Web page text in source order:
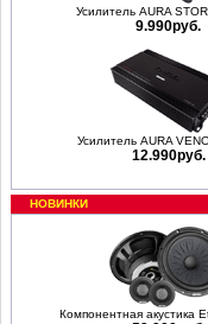
Усилитель AURA
9.990руб.
Усилитель AURA
12.990руб.
НОВИНКИ
Компонентная акустика